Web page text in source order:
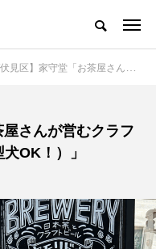
守堂「お茶屋さんが営むクラフトビールレストラン(店内小型犬OK！）」
屋さんが営むクラフ
OK！）」